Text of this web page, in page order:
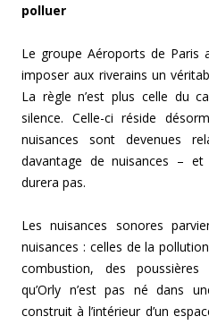
polluer
Le groupe Aéroports de Paris
imposer aux riverains un
La règle n’est plus celle du
silence. Celle-ci réside
nuisances sont devenues
davantage de nuisances –
durera pas.
Les nuisances sonores
nuisances : celles de la
combustion, des
qu’Orly n’est pas né dans
construit à l’intérieur d’un